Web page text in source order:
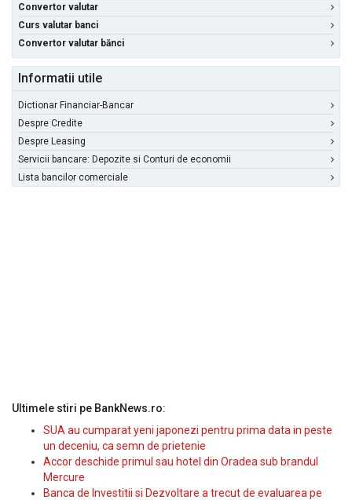
Convertor valutar
Curs valutar banci
Convertor valutar bănci
Informatii utile
Dictionar Financiar-Bancar
Despre Credite
Despre Leasing
Servicii bancare: Depozite si Conturi de economii
Lista bancilor comerciale
Ultimele stiri pe BankNews.ro:
SUA au cumparat yeni japonezi pentru prima data in peste
un deceniu, ca semn de prietenie
Accor deschide primul sau hotel din Oradea sub brandul
Mercure
Banca de Investitii si Dezvoltare a trecut de evaluarea pe